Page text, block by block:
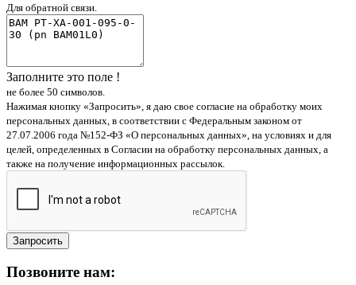
Для обратной связи.
Заполните это поле !
не более 50 символов.
Нажимая кнопку «Запросить», я даю свое согласие на обработку моих
персональных данных, в соответствии с Федеральным законом от
27.07.2006 года №152-ФЗ «О персональных данных», на условиях и для
целей, определенных в Согласии на обработку персональных данных, а
также на получение информационных рассылок.
Запросить
Позвоните нам: